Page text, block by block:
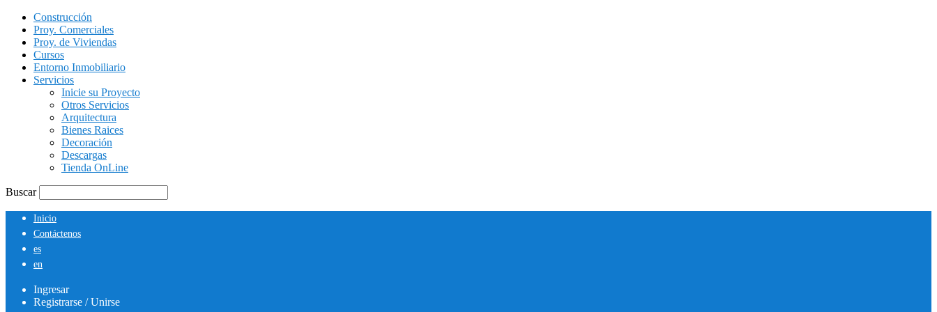
Construcción
Proy. Comerciales
Proy. de Viviendas
Cursos
Entorno Inmobiliario
Servicios
Inicie su Proyecto
Otros Servicios
Arquitectura
Bienes Raices
Decoración
Descargas
Tienda OnLine
Buscar
Inicio
Contáctenos
es
en
Ingresar
Registrarse / Unirse